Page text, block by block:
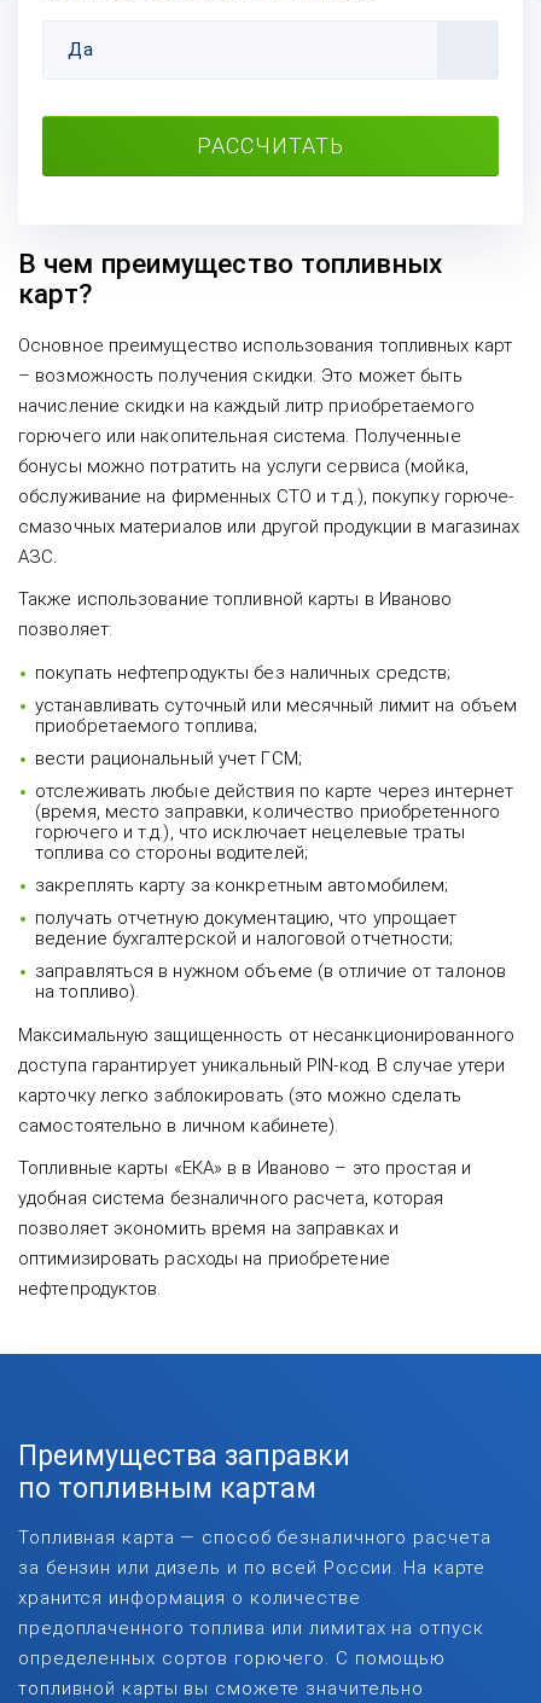
Да
РАССЧИТАТЬ
В чем преимущество топливных
карт?
Основное преимущество использования топливных карт
– возможность получения скидки. Это может быть
начисление скидки на каждый литр приобретаемого
горючего или накопительная система. Полученные
бонусы можно потратить на услуги сервиса (мойка,
обслуживание на фирменных СТО и т.д.), покупку горюче-
смазочных материалов или другой продукции в магазинах
АЗС.
Также использование топливной карты в Иваново
позволяет:
покупать нефтепродукты без наличных средств;
устанавливать суточный или месячный лимит на объем
приобретаемого топлива;
вести рациональный учет ГСМ;
отслеживать любые действия по карте через интернет
(время, место заправки, количество приобретенного
горючего и т.д.), что исключает нецелевые траты
топлива со стороны водителей;
закреплять карту за конкретным автомобилем;
получать отчетную документацию, что упрощает
ведение бухгалтерской и налоговой отчетности;
заправляться в нужном объеме (в отличие от талонов
на топливо).
Максимальную защищенность от несанкционированного
доступа гарантирует уникальный PIN-код. В случае утери
карточку легко заблокировать (это можно сделать
самостоятельно в личном кабинете).
Топливные карты «ЕКА» в в Иваново – это простая и
удобная система безналичного расчета, которая
позволяет экономить время на заправках и
оптимизировать расходы на приобретение
нефтепродуктов.
Преимущества заправки
по топливным картам
Топливная карта — способ безналичного расчета
за бензин или дизель и по всей России. На карте
хранится информация о количестве
предоплаченного топлива или лимитах на отпуск
определенных сортов горючего. С помощью
топливной карты вы сможете значительно